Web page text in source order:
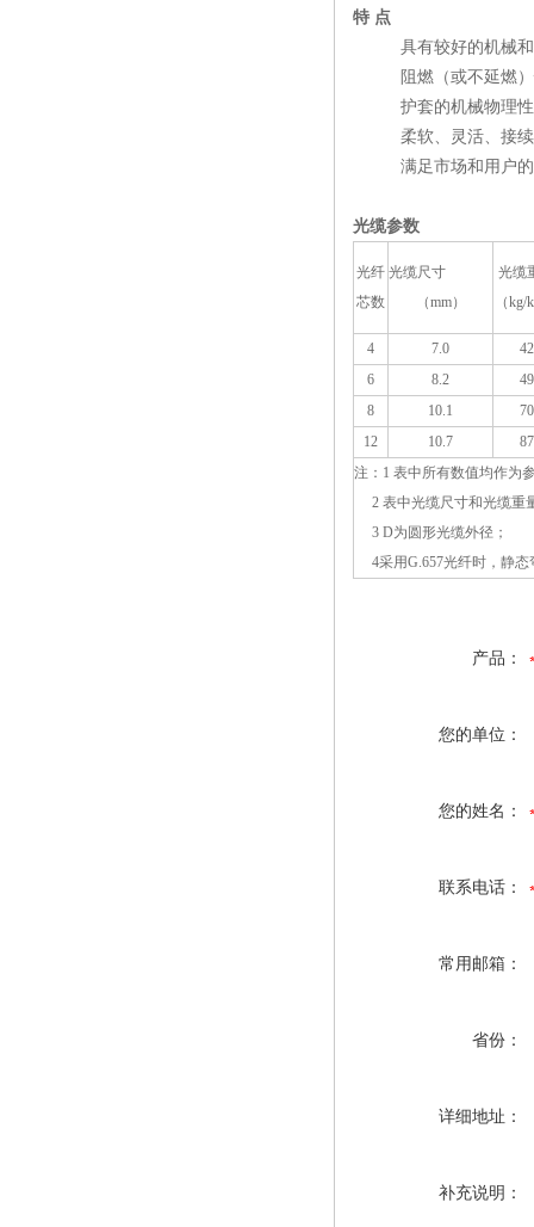
特 点
具有较好的机械和
阻燃（或不延燃）
护套的机械物理性
柔软、灵活、接续
满足市场和用户的
光缆参数
光纤
芯数
光缆尺寸
（mm）
光缆
（kg/
4 7.0
42
6
8.2
49
8
10.1
70
12
10.7
87
注：1 表中所有数值均作为
2 表中光缆尺寸和光缆重
3 D为圆形光缆外径；
4采用G.657光纤时，静态
产品：
您的单位：
您的姓名：
联系电话：
常用邮箱：
省份：
详细地址：
补充说明：